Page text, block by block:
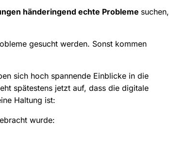
händeringend echte Probleme suchen,
gesucht werden. Sonst kommen
sich hoch spannende Einblicke in die
spätestens jetzt auf, dass die digitale
Haltung ist:
wurde: